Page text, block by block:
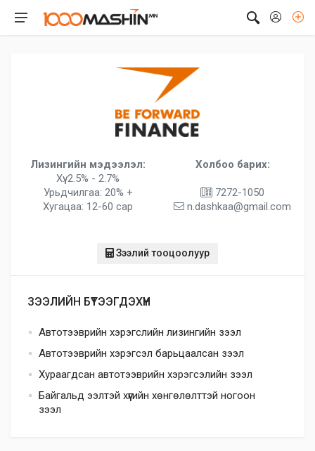
Лизингийн мэдээлэл:
Хүү: 2.5% - 2.7%
Урьдчилгаа: 20% +
Хугацаа: 12-60 сар
Холбоо барих:
7272-1050
n.dashkaa@gmail.com
Зээлий тооцоолуур
ЗЭЭЛИЙН БҮТЭЭГДЭХҮҮН
Автотээврийн хэрэгслийн лизингийн зээл
Автотээврийн хэрэгсэл барьцаалсан зээл
Хураагдсан автотээврийн хэрэгсэлийн зээл
Байгальд ээлтэй хүүгийн хөнгөлөлттэй ногоон
зээл